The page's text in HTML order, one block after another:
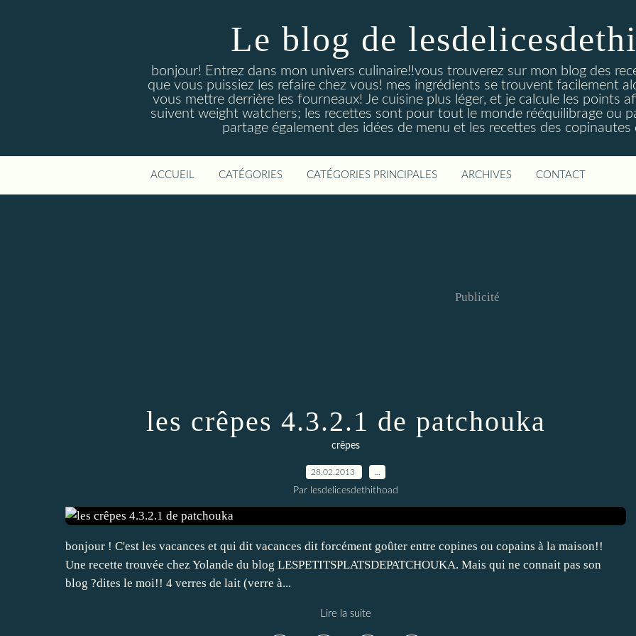
Le blog de
bonjour! Entrez dans mon univers culinaire!!vous trouverez sur mon blog des
que vous puissiez les refaire chez vous! mes ingrédients se trouvent facilement
vous mettre derrière les fourneaux! Je cuisine plus léger, et je calcule les points
suivent weight watchers; les recettes sont pour tout le monde rééquilibrage ou
partage également des idées de menu et les recettes des copinautes
ACCUEIL CATÉGORIES CATÉGORIES PRINCIPALES ARCHIVES CONTACT
Publicité
les crêpes 4.3.2.1 de patchouka
crêpes
28.02.2013
Par lesdelicesdethithoad
bonjour ! C'est les vacances et qui dit vacances dit forcément goûter entre copines ou copains à la maison!!
Une recette trouvée chez Yolande du blog LESPETITSPLATSDEPATCHOUKA. Mais qui ne connait pas son
blog ?dites le moi!! 4 verres de lait (verre à...
Lire la suite